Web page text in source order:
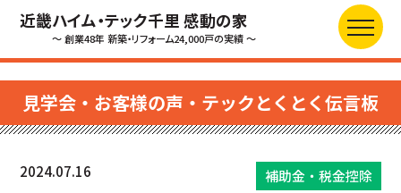
近畿ハイム・テック千里 感動の家
～ 創業48年 新築・リフォーム24,000戸の実績 ～
見学会・お客様の声・テックとくとく伝言板
2024.07.16 補助金・税金控除